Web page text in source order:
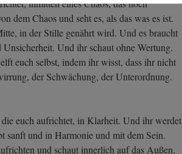
inmitten eines Chaos, das noch
dem Chaos und seht es, als das was es ist.
in der Stille genährt wird. Und es braucht
Und ihr schaut ohne Wertung.
euch selbst, indem ihr wisst, dass ihr nicht
der Schwächung, der Unterordnung.
euch aufrichtet, in Klarheit. Und ihr werdet
sanft und in Harmonie und mit dem Sein.
und schaut innerlich auf das Außen,